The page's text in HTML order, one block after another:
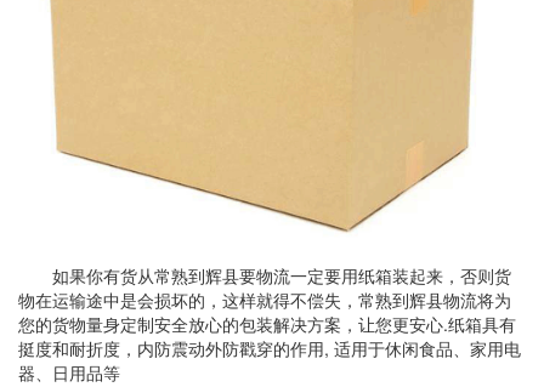
如果你有货从常熟到辉县要物流一定要用纸箱装起来，否则货
物在运输途中是会损坏的，这样就得不偿失，常熟到辉县物流将为
您的货物量身定制安全放心的包装解决方案，让您更安心.纸箱具有
挺度和耐折度，内防震动外防戳穿的作用, 适用于休闲食品、家用电
器、日用品等